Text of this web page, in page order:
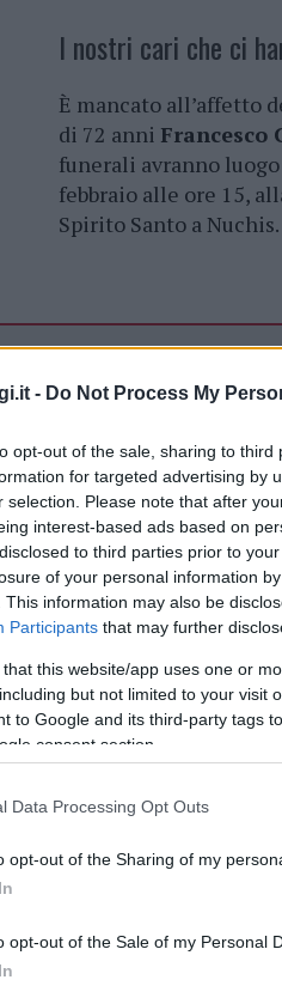
- Do Not Process My
opt-out of the sale, sharing to
for targeted advertising by
selection. Please note that after
interest-based ads based on
to third parties prior to
of your personal information
This information may also be
Participants that may further
that this website/app uses one or
but not limited to your visit
to Google and its third-party tags
consent section.
Data Processing Opt Outs
opt-out of the Sharing of my
opt-out of the Sale of my Personal
I nostri cari che ci
È mancato all’affetto
di 72 anni Francesco
funerali avranno
febbraio alle ore 15,
Spirito Santo a Nuchis.
Vuoi rimuovere le
cliccandoqui
nella sezioneLogindal
Necrologi Olbia
di GalluraOggi.it
i tuoi video e le
+39 345 356 7512